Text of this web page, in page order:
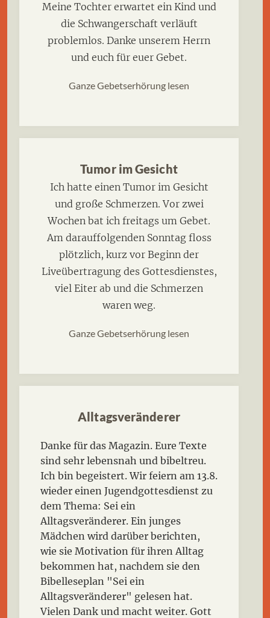
Meine Tochter erwartet ein Kind und
die Schwangerschaft verläuft
problemlos. Danke unserem Herrn
und euch für euer Gebet.
Ganze Gebetserhörung lesen
Tumor im Gesicht
Ich hatte einen Tumor im Gesicht
und große Schmerzen. Vor zwei
Wochen bat ich freitags um Gebet.
Am darauffolgenden Sonntag floss
plötzlich, kurz vor Beginn der
Liveübertragung des Gottesdienstes,
viel Eiter ab und die Schmerzen
waren weg.
Ganze Gebetserhörung lesen
Alltagsveränderer
Danke für das Magazin. Eure Texte
sind sehr lebensnah und bibeltreu.
Ich bin begeistert. Wir feiern am 13.8.
wieder einen Jugendgottesdienst zu
dem Thema: Sei ein
Alltagsveränderer. Ein junges
Mädchen wird darüber berichten,
wie sie Motivation für ihren Alltag
bekommen hat, nachdem sie den
Bibelleseplan "Sei ein
Alltagsveränderer" gelesen hat.
Vielen Dank und macht weiter. Gott